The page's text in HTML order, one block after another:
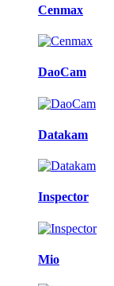
Cenmax
DaoCam
Datakam
Inspector
Mio